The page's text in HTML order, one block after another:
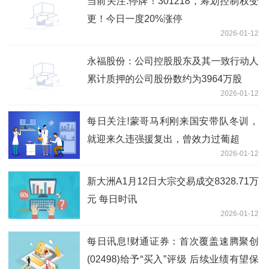
更！今日一度20%涨停
2026-01-12
永福股份：公司控股股东及其一致行动人
累计质押的公司股份数约为3964万股
2026-01-12
每日关注!蒙哥马利刚来国安带队冬训，
就迎来久违强援复出，曾效力过葡超
2026-01-12
新大洲A1月12日大宗交易成交8328.71万
元 每日时讯
2026-01-12
每日讯息!财通证券：首次覆盖速腾聚创
(02498)给予“买入”评级 后续业绩有望保